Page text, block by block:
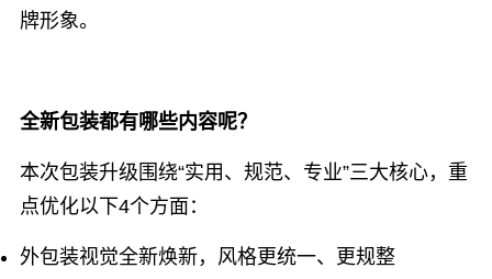
牌形象。
全新包装都有哪些内容呢？
本次包装升级围绕“实用、规范、专业”三大核心，重
点优化以下4个方面：
外包装视觉全新焕新，风格更统一、更规整